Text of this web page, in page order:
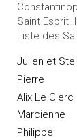
Saint Esprit.
Liste des
Julien et Ste
Pierre
Alix Le Clerc
Marcienne
Philippe